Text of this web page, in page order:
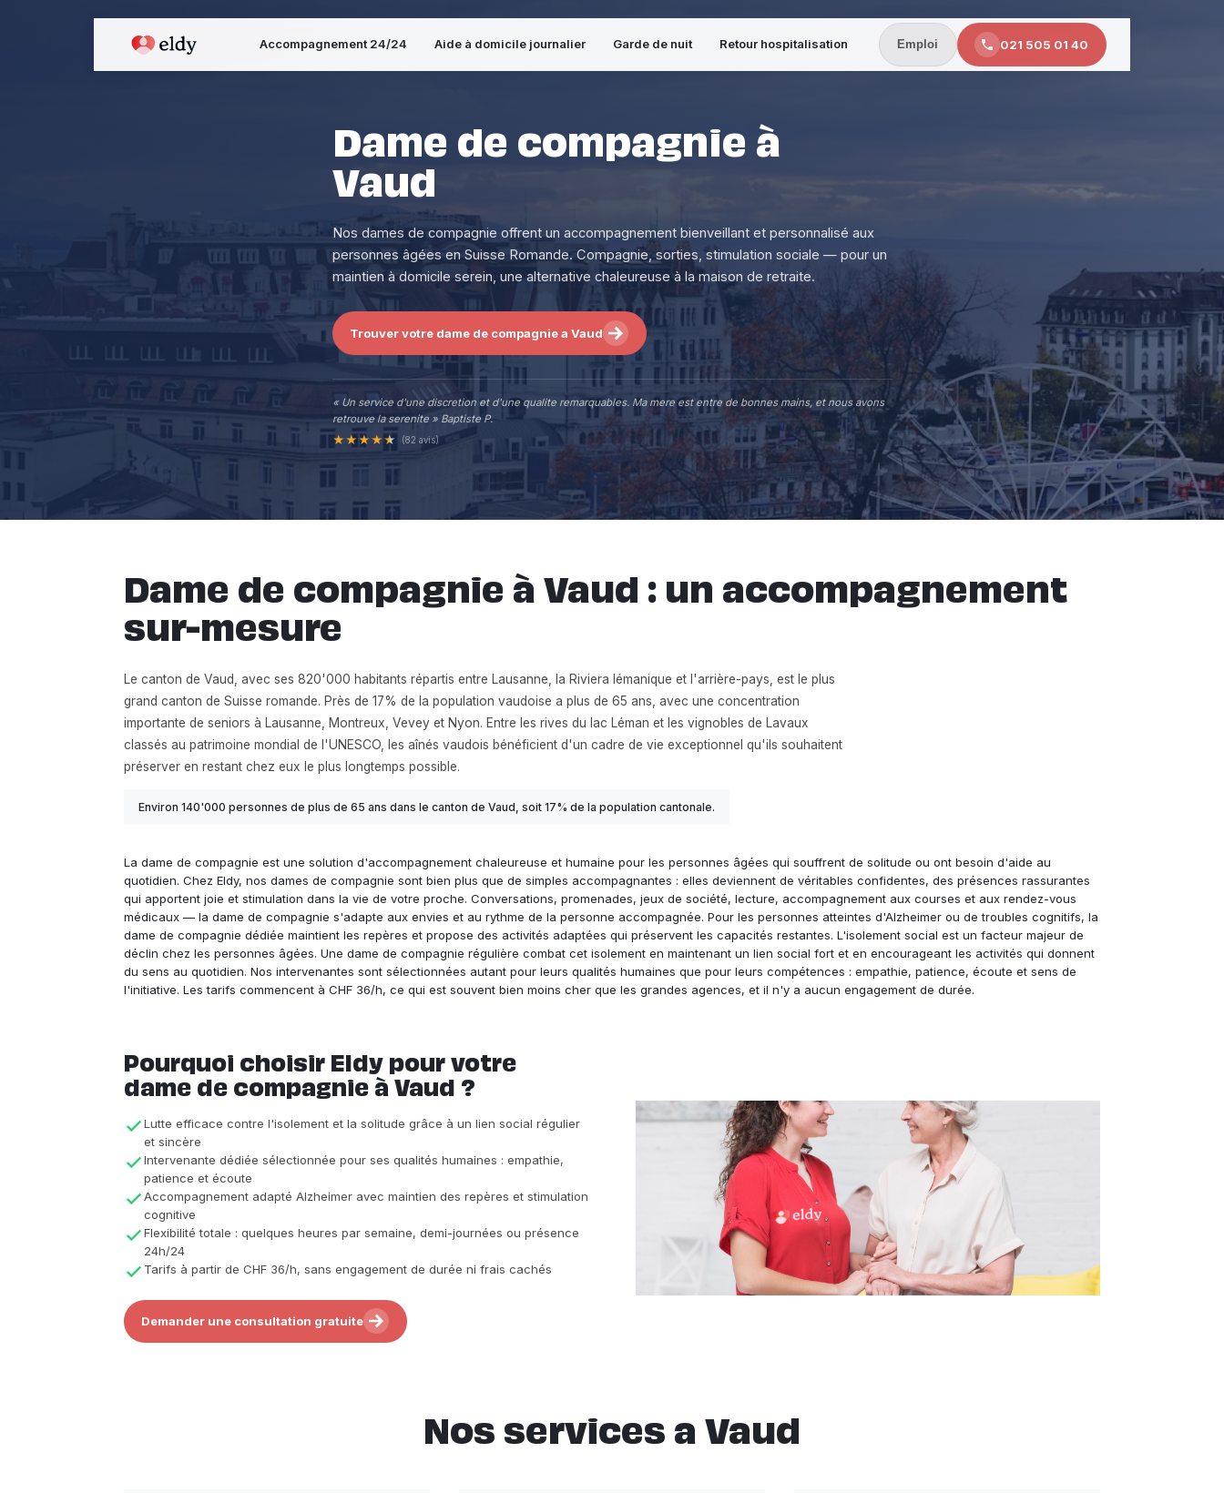
Accompagnement 24/24 Aide à domicile journalier Garde de nuit Retour hospitalisation Emploi 021 505 01 40
Dame de compagnie à
Vaud
Nos dames de compagnie offrent un accompagnement bienveillant et personnalisé aux
personnes âgées en Suisse Romande. Compagnie, sorties, stimulation sociale — pour un
maintien à domicile serein, une alternative chaleureuse à la maison de retraite.
Trouver votre dame de compagnie a Vaud
« Un service d'une discretion et d'une qualite remarquables. Ma mere est entre de bonnes mains, et nous avons
retrouve la serenite » Baptiste P.
★★★★★ (82 avis)
Dame de compagnie à Vaud : un accompagnement
sur-mesure
Le canton de Vaud, avec ses 820'000 habitants répartis entre Lausanne, la Riviera lémanique et l'arrière-pays, est le plus
grand canton de Suisse romande. Près de 17% de la population vaudoise a plus de 65 ans, avec une concentration
importante de seniors à Lausanne, Montreux, Vevey et Nyon. Entre les rives du lac Léman et les vignobles de Lavaux
classés au patrimoine mondial de l'UNESCO, les aînés vaudois bénéficient d'un cadre de vie exceptionnel qu'ils souhaitent
préserver en restant chez eux le plus longtemps possible.
Environ 140'000 personnes de plus de 65 ans dans le canton de Vaud, soit 17% de la population cantonale.
La dame de compagnie est une solution d'accompagnement chaleureuse et humaine pour les personnes âgées qui souffrent de solitude ou ont besoin d'aide au
quotidien. Chez Eldy, nos dames de compagnie sont bien plus que de simples accompagnantes : elles deviennent de véritables confidentes, des présences rassurantes
qui apportent joie et stimulation dans la vie de votre proche. Conversations, promenades, jeux de société, lecture, accompagnement aux courses et aux rendez-vous
médicaux — la dame de compagnie s'adapte aux envies et au rythme de la personne accompagnée. Pour les personnes atteintes d'Alzheimer ou de troubles cognitifs, la
dame de compagnie dédiée maintient les repères et propose des activités adaptées qui préservent les capacités restantes. L'isolement social est un facteur majeur de
déclin chez les personnes âgées. Une dame de compagnie régulière combat cet isolement en maintenant un lien social fort et en encourageant les activités qui donnent
du sens au quotidien. Nos intervenantes sont sélectionnées autant pour leurs qualités humaines que pour leurs compétences : empathie, patience, écoute et sens de
l'initiative. Les tarifs commencent à CHF 36/h, ce qui est souvent bien moins cher que les grandes agences, et il n'y a aucun engagement de durée.
Pourquoi choisir Eldy pour votre
dame de compagnie à Vaud ?
Lutte efficace contre l'isolement et la solitude grâce à un lien social régulier
et sincère
Intervenante dédiée sélectionnée pour ses qualités humaines : empathie,
patience et écoute
Accompagnement adapté Alzheimer avec maintien des repères et stimulation
cognitive
Flexibilité totale : quelques heures par semaine, demi-journées ou présence
24h/24
Tarifs à partir de CHF 36/h, sans engagement de durée ni frais cachés
Demander une consultation gratuite
Nos services a Vaud